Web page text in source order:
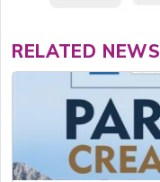
RELATED NEWS